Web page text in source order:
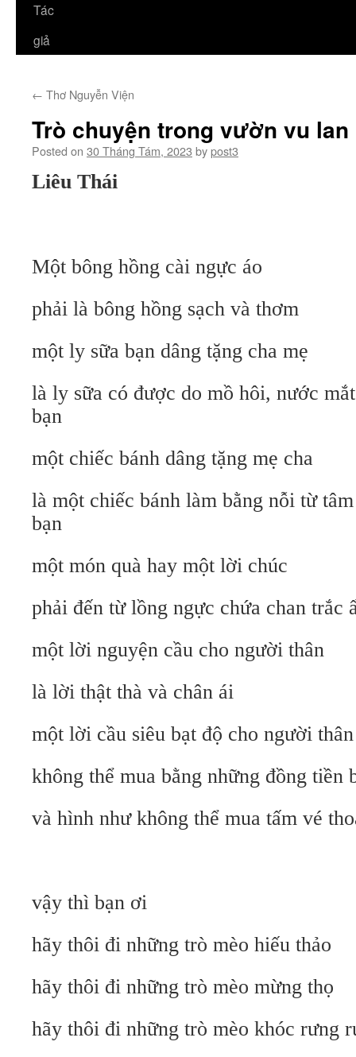
Tác
giả
← Thơ Nguyễn Viện
Trò chuyện trong vườn vu lan
Posted on 30 Tháng Tám, 2023 bypost3
Liêu Thái
Một bông hồng cài ngực áo
phải là bông hồng sạch và thơm
một ly sữa bạn dâng tặng cha mẹ
là ly sữa có được do mồ hôi, nước
bạn
một chiếc bánh dâng tặng mẹ cha
là một chiếc bánh làm bằng nỗi từ
bạn
một món quà hay một lời chúc
phải đến từ lồng ngực chứa chan trắc
một lời nguyện cầu cho người thân
là lời thật thà và chân ái
một lời cầu siêu bạt độ cho người
không thể mua bằng những đồng tiền
và hình như không thể mua tấm vé
vậy thì bạn ơi
hãy thôi đi những trò mèo hiếu thảo
hãy thôi đi những trò mèo mừng thọ
hãy thôi đi những trò mèo khóc rưng